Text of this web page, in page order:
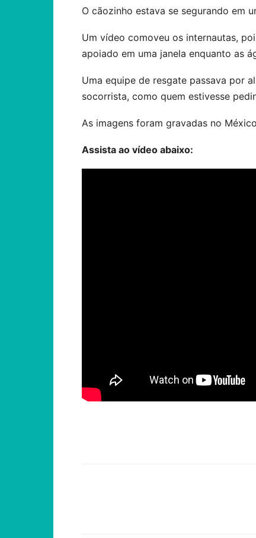
O cãozinho estava se segurando em
Um vídeo comoveu os internautas,
apoiado em uma janela enquanto as
Uma equipe de resgate passava por
socorrista, como quem estivesse
As imagens foram gravadas no
Assista ao vídeo abaixo: